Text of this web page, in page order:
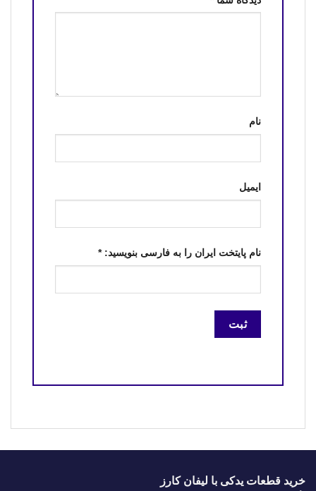
نام
ایمیل
نام پایتخت ایران را به فارسی بنویسید:*
خرید قطعات یدکی با لیفان کارز